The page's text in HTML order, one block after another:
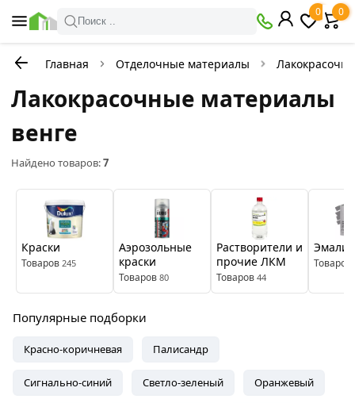
Поиск ..
0 0
Главная Отделочные материалы
Лакокрасочные материалы
венге
Найдено товаров:7
Краски
Товаров 245
Аэрозольные
краски
Товаров 80
Растворители и
прочие ЛКМ
Товаров 44
Эмали
Товаров
Популярные подборки
Красно-коричневая Палисандр
Сигнально-синий Светло-зеленый Оранжевый
Фильтры
В
Со
руб.
—
Бренды
дом